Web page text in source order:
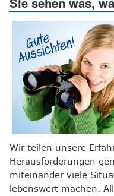
8
Kontakt
Wir teilen unsere
Herausforderungen
miteinander viele
lebenswert machen.